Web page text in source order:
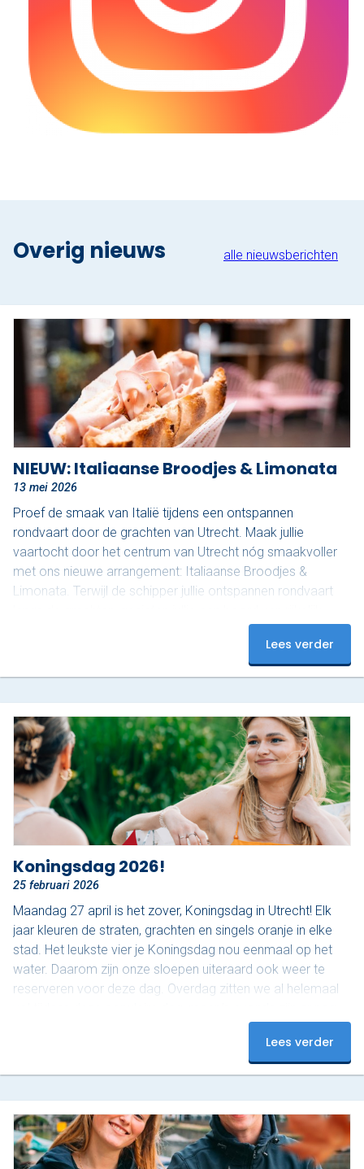
Nu aanvragen
Overig nieuws alle nieuwsberichten
NIEUW: Italiaanse Broodjes & Limonata
13 mei 2026
Proef de smaak van Italië tijdens een ontspannen
rondvaart door de grachten van Utrecht. Maak jullie
vaartocht door het centrum van Utrecht nóg smaakvoller
met ons nieuwe arrangement: Italiaanse Broodjes &
Limonata. Terwijl de schipper jullie ontspannen rondvaart
belegde Italiaanse broodjes, ook wel ‘schiacciata’
genoemd, van Nonna Rosa, geserveerd met gekoelde San
Pellegrino Limonata. Nonna Rosa staat bekend om
schiacciata wordt bereid volgens een…
Lees verder
Koningsdag 2026!
25 februari 2026
Maandag 27 april is het zover, Koningsdag in Utrecht! Elk
jaar kleuren de straten, grachten en singels oranje in elke
stad. Het leukste vier je Koningsdag nou eenmaal op het
water. Daarom zijn onze sloepen uiteraard ook weer te
reserveren voor deze dag. Overdag zitten we al helemaal
plekjes vrij! Op dit moment hebben we nog 3 sloepen
beschikbaar van 18:00 tot 20:00. Onze luxe sloepen zijn
Lees verder